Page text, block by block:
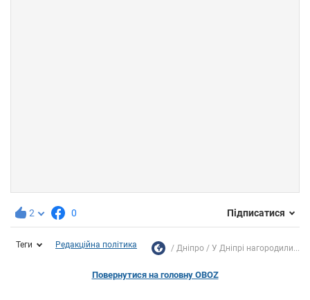
2 0 Підписатися
Теги Редакційна політика Дніпро У Дніпрі нагородили...
Повернутися на головну OBOZ